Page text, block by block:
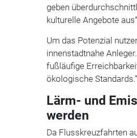
geben
kulturelle Angebote
Um das Potenzial
innenstadtnahe
fußläufige
ökologische Standards.“
Lärm- und
werden
Da Flusskreuzfahrten